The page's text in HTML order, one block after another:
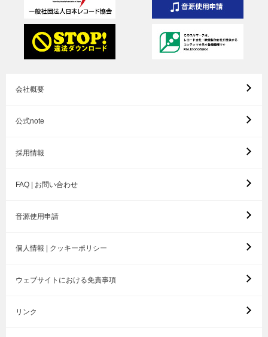
会社概要
公式note
採用情報
FAQ | お問い合わせ
音源使用申請
個人情報 | クッキーポリシー
ウェブサイトにおける免責事項
リンク